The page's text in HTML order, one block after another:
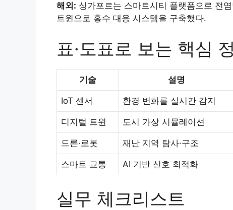
해외: 싱가포르는 스마트시티 플랫폼으로 전
트윈으로 홍수 대응 시스템을 구축했다.
표·도표로 보는 핵심
기술 설명
IoT 센서 환경 변화를 실시간 감지
디지털 트윈 도시 가상 시뮬레이션
드론·로봇 재난 지역 탐사·구조
스마트 교통 AI 기반 신호 최적화
실무 체크리스트